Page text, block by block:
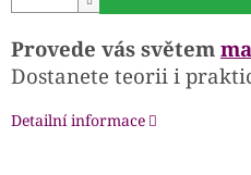
Provede vás světem
Dostanete teorii i
Detailní informace